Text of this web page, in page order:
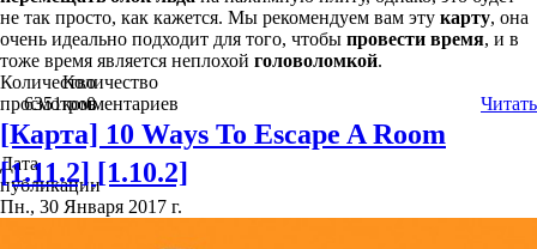
не так просто, как кажется. Мы рекомендуем вам эту карту, она
очень идеально подходит для того, чтобы провести время, и в
тоже время является неплохой головоломкой.
Количество
просмотров
6351
Количество
комментариев
0 Читать
[Карта] 10 Ways To Escape A Room
[1.11.2] [1.10.2]
Дата
публикации
Пн., 30 Января 2017 г.